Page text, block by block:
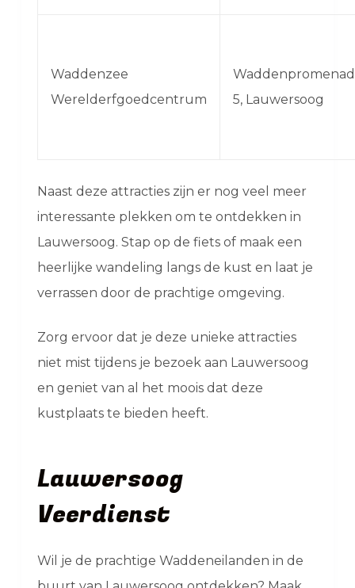
Waddenzee
Werelderfgoedcentrum
5, Lauwersoog
Naast deze attracties zijn er nog veel meer
interessante plekken om te ontdekken in
Lauwersoog. Stap op de fiets of maak een
heerlijke wandeling langs de kust en laat je
verrassen door de prachtige omgeving.
Zorg ervoor dat je deze unieke attracties
niet mist tijdens je bezoek aan Lauwersoog
en geniet van al het moois dat deze
kustplaats te bieden heeft.
Lauwersoog
Veerdienst
Wil je de prachtige Waddeneilanden in de